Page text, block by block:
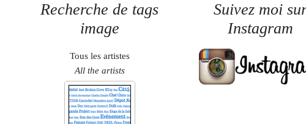
Recherche de tags
image
Tous les artistes
All the artists
Suivez moi
Instagram